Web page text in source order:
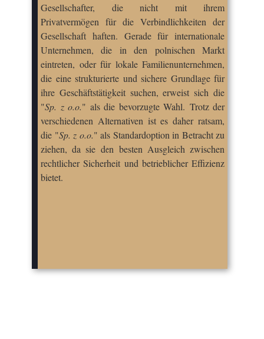
Gesellschafter, die nicht mit ihrem
Privatvermögen für die Verbindlichkeiten der
Gesellschaft haften. Gerade für internationale
Unternehmen, die in den polnischen Markt
eintreten, oder für lokale Familienunternehmen,
die eine strukturierte und sichere Grundlage für
ihre Geschäftstätigkeit suchen, erweist sich die
"Sp. z o.o." als die bevorzugte Wahl. Trotz der
verschiedenen Alternativen ist es daher ratsam,
die "Sp. z o.o." als Standardoption in Betracht zu
ziehen, da sie den besten Ausgleich zwischen
rechtlicher Sicherheit und betrieblicher Effizienz
bietet.